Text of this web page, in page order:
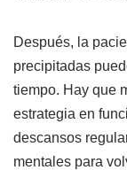
Después, la
precipitadas
tiempo. Hay que
estrategia en
descansos
mentales para